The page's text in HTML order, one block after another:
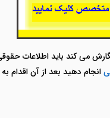
می کند باید اطلاعات
انجام دهید بعد از آن اقدام